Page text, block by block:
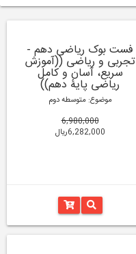
فست بوک ریاضی دهم -
تجربی و ریاضی ((آموزش
سریع، آسان و کامل
ریاضی پایۀ دهم))
موضوع: متوسطه دوم
6,980,000
6,282,000ریال